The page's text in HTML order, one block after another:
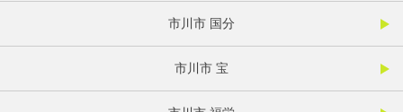
市川市 国分
市川市 宝